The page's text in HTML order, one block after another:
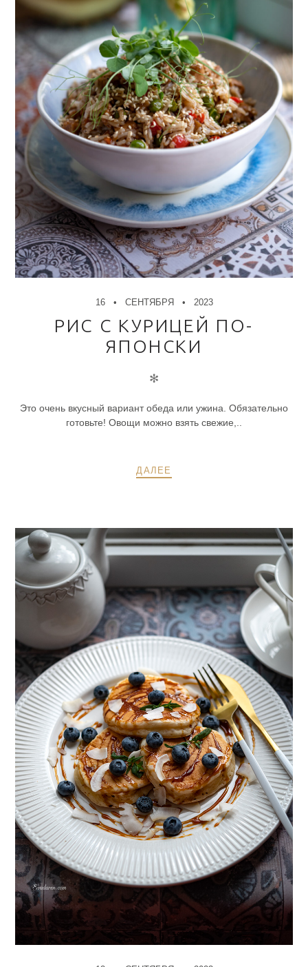
16 СЕНТЯБРЯ 2023
РИС С КУРИЦЕЙ ПО-
ЯПОНСКИ
✻
Это очень вкусный вариант обеда или ужина. Обязательно
готовьте! Овощи можно взять свежие,..
ДАЛЕЕ